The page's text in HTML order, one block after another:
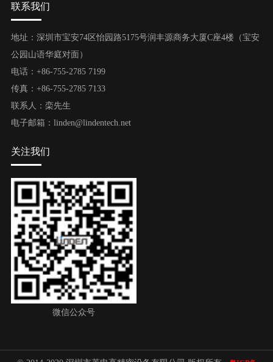
联系我们
地址：深圳市宝安74区怡园路5175号润丰源商务大厦C座4楼（宝安
公园山语华庭对面）
电话：+86-755-2785 7199
传真：+86-755-2785 7133
联系人：栾先生
电子邮箱：linden@lindentech.net
关注我们
微信公众号